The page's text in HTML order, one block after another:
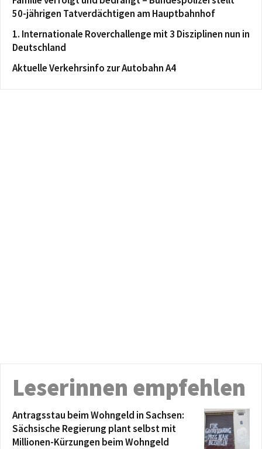
50-jährigen Tatverdächtigen am Hauptbahnhof
1. Internationale Roverchallenge mit 3 Disziplinen nun in
Deutschland
Aktuelle Verkehrsinfo zur Autobahn A4
Leserinnen empfehlen
Antragsstau beim Wohngeld in Sachsen:
Sächsische Regierung plant selbst mit
Millionen-Kürzungen beim Wohngeld